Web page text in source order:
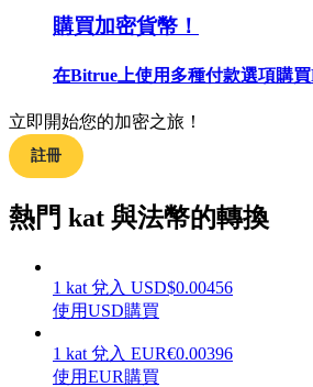
交易策略
購買加密貨幣！
在Bitrue上使用多種付款選項購買
立即開始您的加密之旅！
註冊
熱門 kat 與法幣的轉換
1 kat 兌入 USD$0.00456
使用USD購買
1 kat 兌入 EUR€0.00396
使用EUR購買